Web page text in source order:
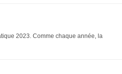
2023. Comme chaque année, la